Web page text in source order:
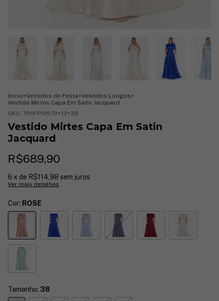
Início>Vestidos de Festa>Vestidos Longos>
Vestido Mirtes Capa Em Satin Jacquard
SKU: 756FP19979+13+38
Vestido Mirtes Capa Em Satin
Jacquard
R$689,90
6 x de R$114,98 sem juros
Ver mais detalhes
Cor: ROSE
Tamanho: 38